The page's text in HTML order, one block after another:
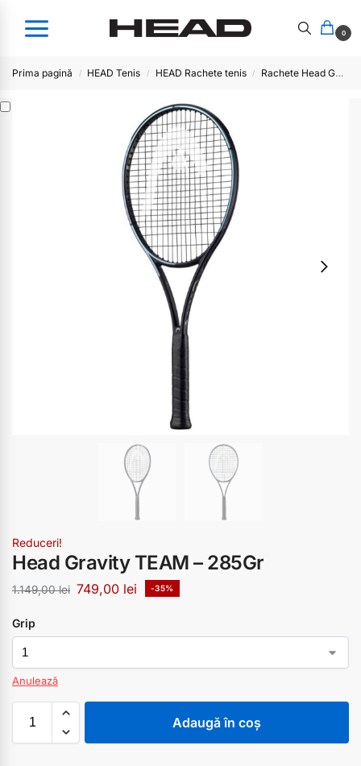
0
Prima pagină / HEAD Tenis / HEAD Rachete tenis / Rachete Head GRAVITY
Reduceri!
Head Gravity TEAM – 285Gr
1.149,00lei 749,00 lei -35%
Grip
Anulează
Adaugă în coș